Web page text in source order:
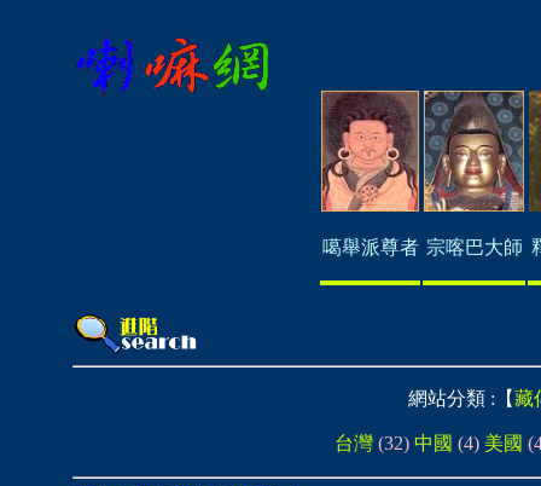
噶舉派尊者 宗喀巴大師
網站分類 :【藏
台灣 (32) 中國 (4) 美國